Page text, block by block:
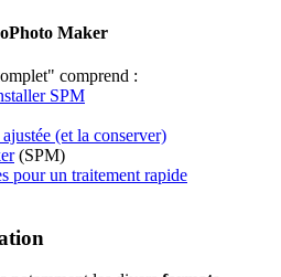
Maker
comprend :
SPM
(et la conserver)
(SPM)
pour un traitement rapide